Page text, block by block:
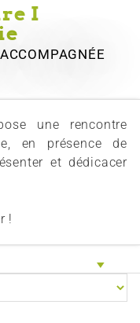
I
une rencontre
en présence de
et dédicacer
!